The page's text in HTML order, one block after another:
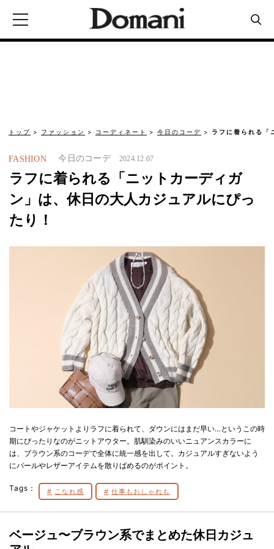
トップ ファッション コーディネート 今日のコーデ ラフに着られる「
FASHION 今日のコーデ 2024.12.07
ラフに着られる「ニットカーディガ
ン」は、休日の大人カジュアルにぴっ
たり！
コートやジャケットよりラフに着られて、ダウンにはまだ早い…というこの時
期にぴったりなのがニットアウター。肌馴染みのいいニュアンスカラーに
は、ブラウン系のコーデで全体に統一感を出して。カジュアルすぎないよう
にパールやレザーアイテムを散りばめるのがポイント。
Tags： こなれ感 仕事もおしゃれも
ベージュ〜ブラウン系でまとめた休日カジュ